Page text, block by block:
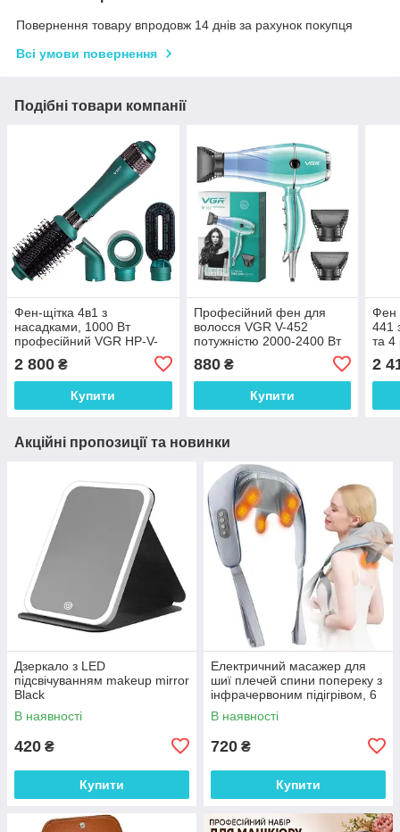
Повернення товару впродовж 14 днів за рахунок покупця
Всі умови повернення
Подібні товари компанії
Фен-щітка 4в1 з
насадками, 1000 Вт
професійний VGR HP-V-
2 800 ₴
Купити
Професійний фен для
волосся VGR V-452
потужністю 2000-2400 Вт
та холодним обдуванням,
Хороший фен для
волосся
880₴
Купити
Фен
441
та 4
2
Акційні пропозиції та новинки
Дзеркало з LED
підсвічуванням makeup mirror
Black
В наявності
420 ₴
Купити
Електричний масажер для
шиї плечей спини попереку з
інфрачервоним підігрівом, 6
вузлів, електромасажер
В наявності
720 ₴
Купити